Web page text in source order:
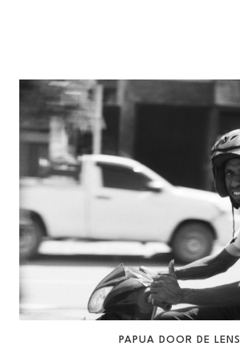
PAPUA DOOR DE LENS